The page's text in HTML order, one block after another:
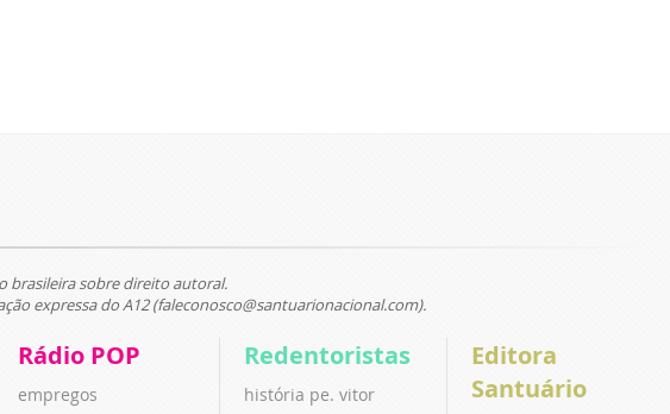
brasileira sobre direito autoral.
expressa do A12 (faleconosco@santuarionacional.com).
Rádio POP
empregos
Redentoristas
história pe. vitor
Editora
Santuário